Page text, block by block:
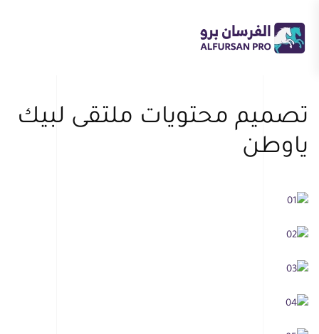
Skip to main content
تصميم محتويات ملتقى لبيك
ياوطن